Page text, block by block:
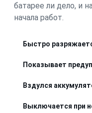
батарее ли дело, и
начала работ.
Быстро
Показывает
Вздулся
Выключается при